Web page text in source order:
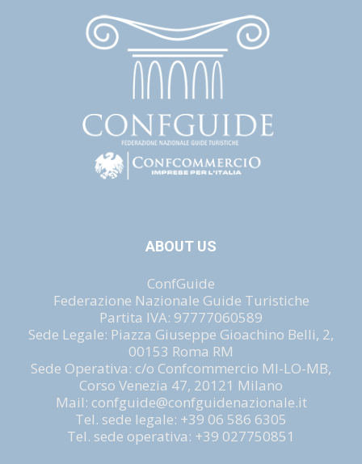
ABOUT US
ConfGuide
Federazione Nazionale Guide Turistiche
Partita IVA: 97777060589
Sede Legale: Piazza Giuseppe Gioachino Belli, 2,
00153 Roma RM
Sede Operativa: c/o Confcommercio MI-LO-MB,
Corso Venezia 47, 20121 Milano
Mail: confguide@confguidenazionale.it
Tel. sede legale: +39 06 586 6305
Tel. sede operativa: +39 027750851